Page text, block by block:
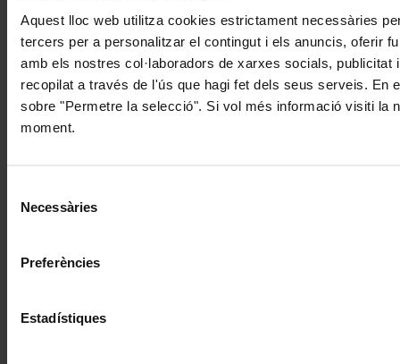
Aquest lloc web utilitza cookies estrictament necessàries
tercers per a personalitzar el contingut i els anuncis, oferir
amb els nostres col·laboradors de xarxes socials,
recopilat a través de l'ús que hagi fet dels seus serveis. En
sobre "Permetre la selecció". Si vol més informació visiti la
moment.
Necessàries
Preferències
Estadístiques